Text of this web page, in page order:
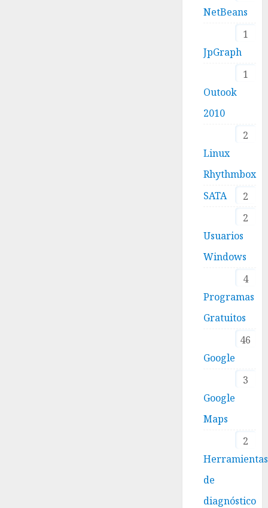
NetBeans
1
JpGraph
1
Outook
2010
2
Linux
Rhythmbox
2
SATA
2
Usuarios
Windows
4
Programas
Gratuitos
46
Google
3
Google
Maps
2
Herramientas
de
diagnóstico